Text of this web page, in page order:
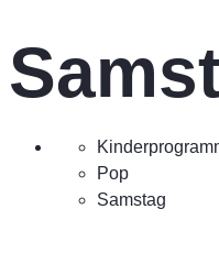
Pop
Samstag